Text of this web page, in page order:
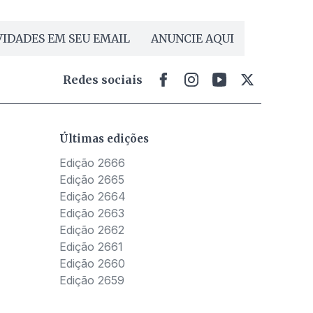
EM SEU EMAIL ANUNCIE AQUI
Redes sociais
Últimas edições
Edição 2666
Edição 2665
Edição 2664
Edição 2663
Edição 2662
Edição 2661
Edição 2660
Edição 2659